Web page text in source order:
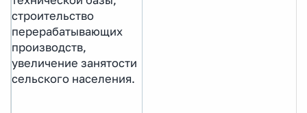
строительство
перерабатывающих
производств,
увеличение занятости
сельского населения.